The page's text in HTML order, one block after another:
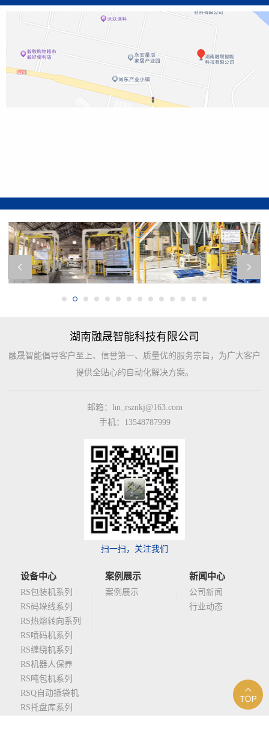
湖南融晟智能科技有限公司
融晟智能倡导客户至上、信誉第一、质量优的服务宗旨，为广大客户
提供全贴心的自动化解决方案。
邮箱：hn_rsznkj@163.com
手机：13548787999
扫一扫，关注我们
设备中心
RS包装机系列
RS码垛线系列
RS热熔转向系列
RS喷码机系列
RS缠绕机系列
RS机器人保养
RS吨包机系列
RSQ自动插袋机
RS托盘库系列
案例展示
案例展示
新闻中心
公司新闻
行业动态